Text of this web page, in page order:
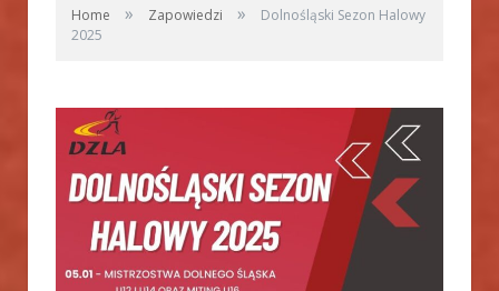
Home » Zapowiedzi »
Dolnośląski Sezon Halowy
2025